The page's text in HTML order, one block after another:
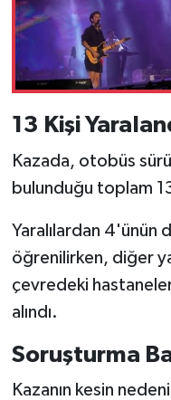
13 Kişi
Kazada, otobüs
bulunduğu toplam
Yaralılardan 4'ünün
öğrenilirken, diğer
çevredeki
alındı.
Soruşturma
Kazanın kesin
BİLİM TEKNOLOJİ
ASAYİŞ
ÇEVRE
BİLİM VE
TANITIM